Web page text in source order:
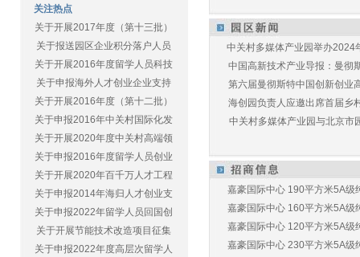
关注热点
关于开展2017年度（第十三批）
关于报送园区企业积分落户人员
关于开展2016年度留学人员科技
关于申报海外人才创业企业支持
关于开展2016年度（第十二批）
关于申报2016年中关村国际化发
关于开展2020年度中关村高端领
关于申报2016年度留学人员创业
关于开展2020年百千万人才工程
关于申报2014年海归人才创业支
关于申报2022年留学人员回国创
关于开展节能技术改造项目征集
关于申报2022年度高层次留学人
中关村多媒体产业园举办2024
中国高新技术产业导报：曼彻
第六届曼彻斯特中国创新创业
海创园负责人应邀出席首届乡
中关村多媒体产业园与北京市
嘉豪国际中心 190平方米5A级
嘉豪国际中心 160平方米5A级
嘉豪国际中心 120平方米5A级
嘉豪国际中心 230平方米5A级